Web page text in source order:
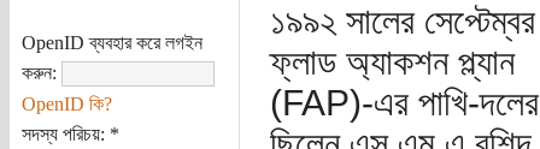
OpenID ব্যবহার করে লগইন
করুন:
OpenID কি?
সদস্য পরিচয়: *
১৯৯২ সালের
ফ্লাড অ্যাকশন প্ল্যান
(FAP)-এর পাখি-দলের